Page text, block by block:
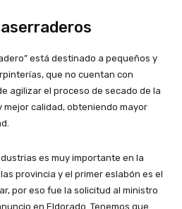
está destinado a pequeños y
que no cuentan con
agilizar el proceso de secado de la
mejor calidad, obteniendo mayor
es muy importante en la
provincia y el primer eslabón es el
por eso fue la solicitud al ministro
en Eldorado. Tenemos que